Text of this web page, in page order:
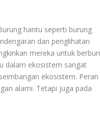
hantu seperti burung
dan penglihatan
mereka untuk
dalam ekosistem sangat
ekosistem. Peran
alami. Tetapi juga pada